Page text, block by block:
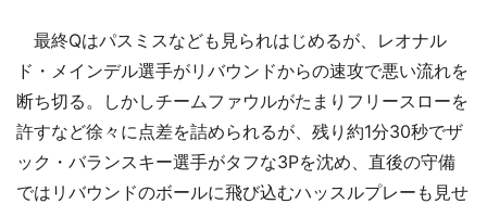
最終Qはパスミスなども見られはじめるが、レオナル
ド・メインデル選手がリバウンドからの速攻で悪い流れを
断ち切る。しかしチームファウルがたまりフリースローを
許すなど徐々に点差を詰められるが、残り約1分30秒でザ
ック・バランスキー選手がタフな3Pを沈め、直後の守備
ではリバウンドのボールに飛び込むハッスルプレーも見せ